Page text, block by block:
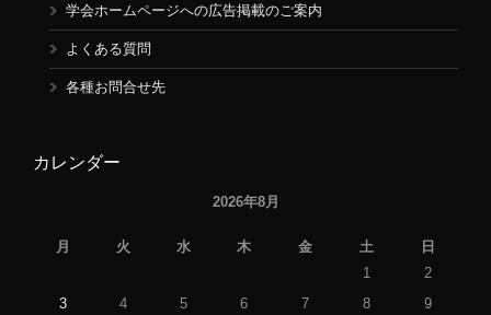
学会ホームページへの広告掲載のご案内
よくある質問
各種お問合せ先
カレンダー
2026年8月
月 火 水 木 金 土
日
1
2
3
4 5 6 7 8
9